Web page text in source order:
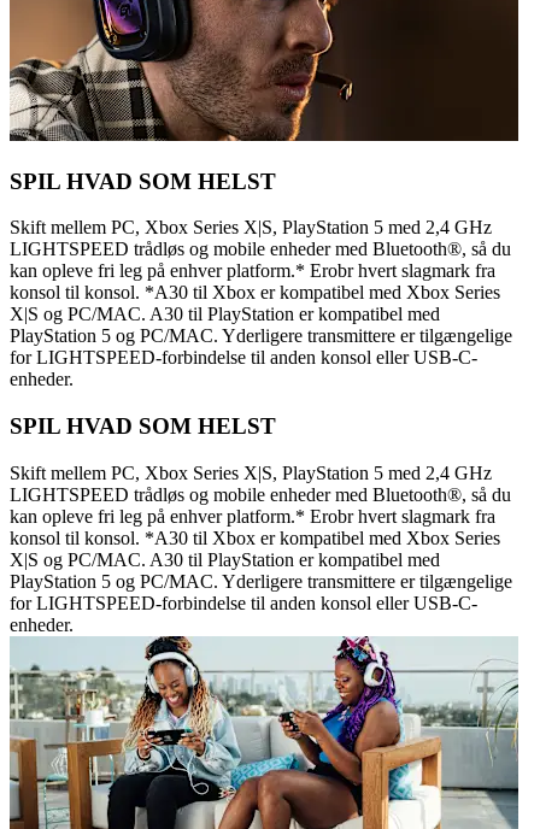
SPIL HVAD SOM HELST
Skift mellem PC, Xbox Series X|S, PlayStation 5 med 2,4 GHz
LIGHTSPEED trådløs og mobile enheder med Bluetooth®, så du
kan opleve fri leg på enhver platform.* Erobr hvert slagmark fra
konsol til konsol. *A30 til Xbox er kompatibel med Xbox Series
X|S og PC/MAC. A30 til PlayStation er kompatibel med
PlayStation 5 og PC/MAC. Yderligere transmittere er tilgængelige
for LIGHTSPEED-forbindelse til anden konsol eller USB-C-
enheder.
SPIL HVAD SOM HELST
Skift mellem PC, Xbox Series X|S, PlayStation 5 med 2,4 GHz
LIGHTSPEED trådløs og mobile enheder med Bluetooth®, så du
kan opleve fri leg på enhver platform.* Erobr hvert slagmark fra
konsol til konsol. *A30 til Xbox er kompatibel med Xbox Series
X|S og PC/MAC. A30 til PlayStation er kompatibel med
PlayStation 5 og PC/MAC. Yderligere transmittere er tilgængelige
for LIGHTSPEED-forbindelse til anden konsol eller USB-C-
enheder.